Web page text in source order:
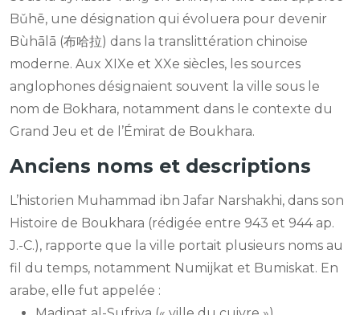
Bǔhē, une désignation qui évoluera pour devenir
Bùhālā (布哈拉) dans la translittération chinoise
moderne. Aux XIXe et XXe siècles, les sources
anglophones désignaient souvent la ville sous le
nom de Bokhara, notamment dans le contexte du
Grand Jeu et de l’Émirat de Boukhara.
Anciens noms et descriptions
L’historien Muhammad ibn Jafar Narshakhi, dans son
Histoire de Boukhara (rédigée entre 943 et 944 ap.
J.-C.), rapporte que la ville portait plusieurs noms au
fil du temps, notamment Numijkat et Bumiskat. En
arabe, elle fut appelée :